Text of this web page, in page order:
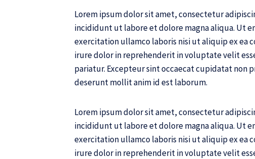
Lorem ipsum dolor sit amet, consectetur
incididunt ut labore et dolore magna aliqua. Ut
exercitation ullamco laboris nisi ut aliquip ex ea
irure dolor in reprehenderit in voluptate velit
pariatur. Excepteur sint occaecat cupidatat non
deserunt mollit anim id est laborum.
Lorem ipsum dolor sit amet, consectetur
incididunt ut labore et dolore magna aliqua. Ut
exercitation ullamco laboris nisi ut aliquip ex ea
irure dolor in reprehenderit in voluptate velit